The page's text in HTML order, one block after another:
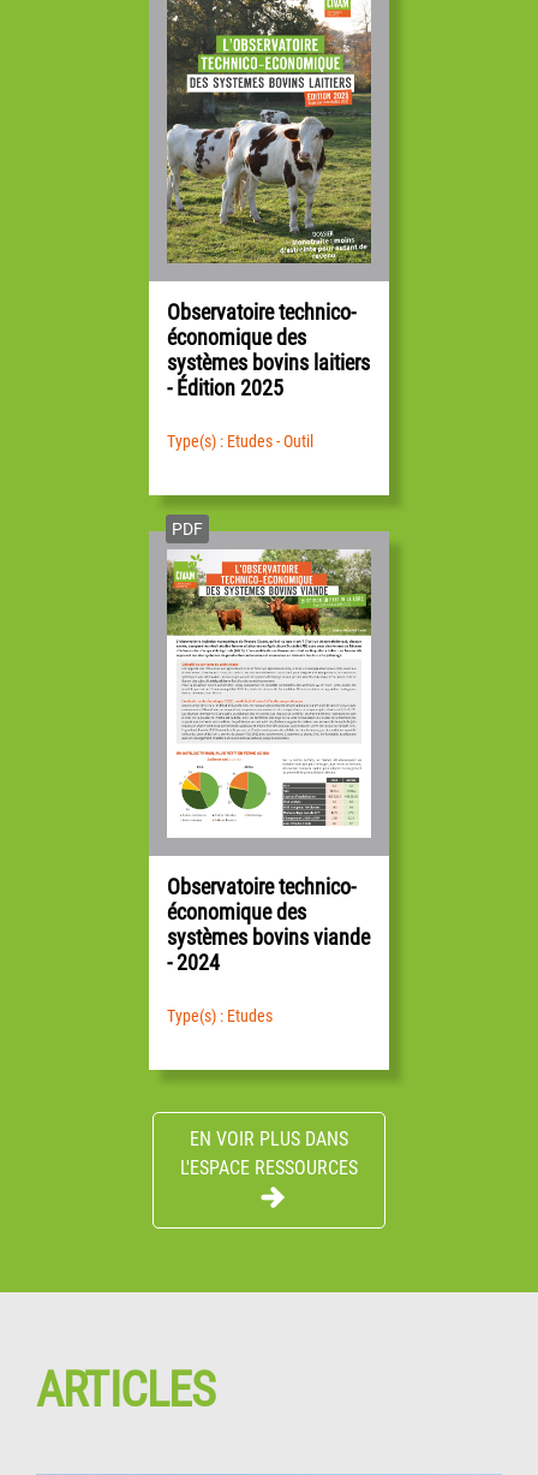
Observatoire technico-
économique des
systèmes bovins laitiers
- Édition 2025
Type(s) : Etudes - Outil
PDF
Observatoire technico-
économique des
systèmes bovins viande
- 2024
Type(s) : Etudes
EN VOIR PLUS DANS
L'ESPACE RESSOURCES
ARTICLES